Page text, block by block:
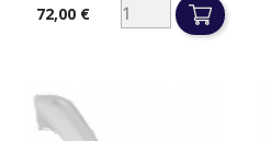
72,00 €